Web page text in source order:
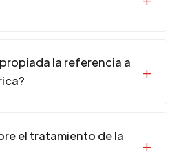
la referencia a
el tratamiento de la